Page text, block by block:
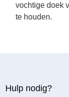
vochtige doek
te houden.
Hulp nodig?